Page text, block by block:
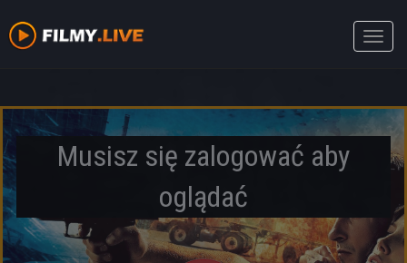
Toggle
Musisz się zalogować aby
oglądać